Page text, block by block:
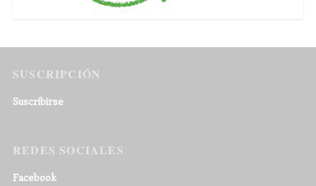
SUSCRIPCIÓN
Suscribirse
REDES SOCIALES
Facebook